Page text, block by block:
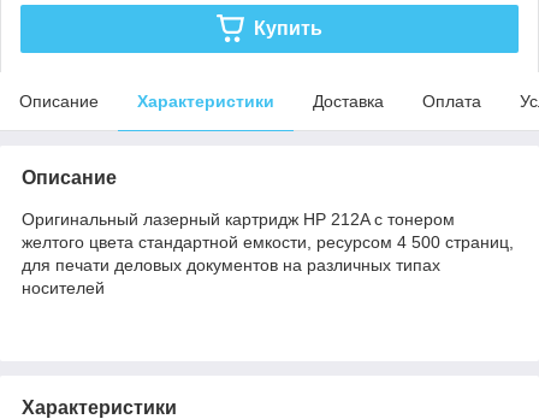
Купить
Описание Характеристики Доставка Оплата
Описание
Оригинальный лазерный картридж HP 212A с тонером
желтого цвета стандартной емкости, ресурсом 4 500 страниц,
для печати деловых документов на различных типах
носителей
Характеристики